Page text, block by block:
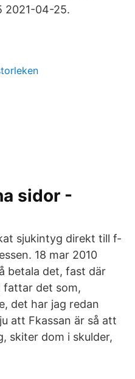
2021-04-25.
sidor -
sjukintyg direkt till f-
18 mar 2010
betala det, fast där
fattar det som,
det har jag redan
att Fkassan är så att
skiter dom i skulder,